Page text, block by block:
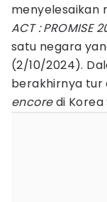
menyelesaikan
ACT : PROMISE
satu negara
(2/10/2024).
berakhirnya tur
encoredi Korea